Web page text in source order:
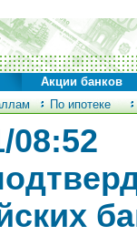
По ипотеке
Акции банков
08:52